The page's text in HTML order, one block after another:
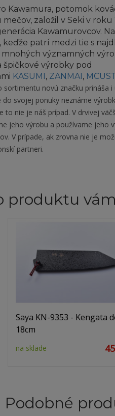
Kawamura, potomok
založil v Seki v
Kawamurovcov.
keďže patrí medzi tie s
významných
špičkové výrobky pod
KASUMI, ZANMAI,
sortimentu novú značku prináša
do svojej ponuky neznáme
to nie je náš prípad. V drvivej
jeho výrobu a používame jeho
V prípade, ak zrovna nie je
partneri.
produktu
Saya KN-9353 - Kengata
18cm
na sklade
Podobné